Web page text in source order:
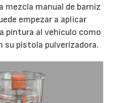
mezcla manual de barniz
empezar a aplicar
pintura al vehículo como
su pistola pulverizadora.